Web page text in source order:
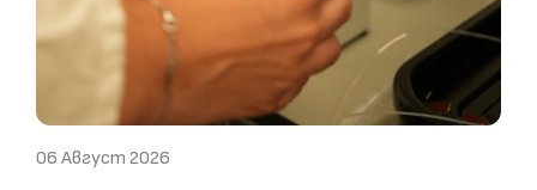
06 Август 2026